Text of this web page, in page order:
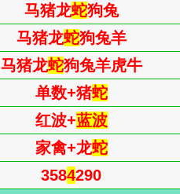
马猪龙蛇狗兔
马猪龙蛇狗兔羊
马猪龙蛇狗兔羊虎牛
单数+猪蛇
红波+蓝波
家禽+龙蛇
3584290